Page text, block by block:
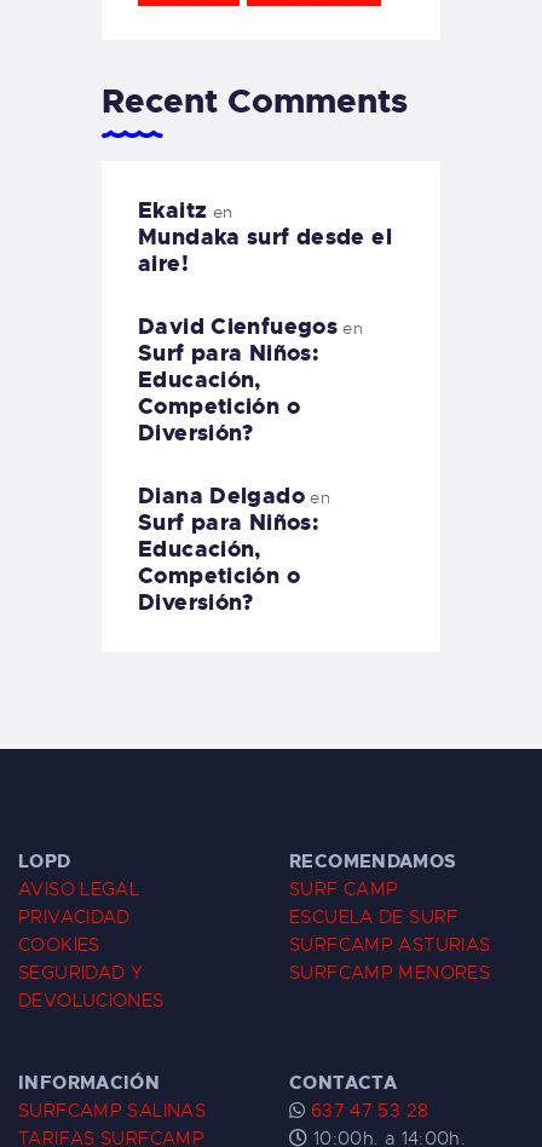
Recent Comments
Ekaitz en
Mundaka surf desde el
aire!
David Cienfuegos en
Surf para Niños:
Educación,
Competición o
Diversión?
Diana Delgadoen
Surf para Niños:
Educación,
Competición o
Diversión?
LOPD
AVISO LEGAL
PRIVACIDAD
COOKIES
SEGURIDAD Y
DEVOLUCIONES
RECOMENDAMOS
SURF CAMP
ESCUELA DE SURF
SURFCAMP ASTURIAS
SURFCAMP MENORES
INFORMACIÓN
SURFCAMP SALINAS
TARIFAS SURFCAMP
CONTACTA
637 47 53 28
10:00h. a 14:00h.